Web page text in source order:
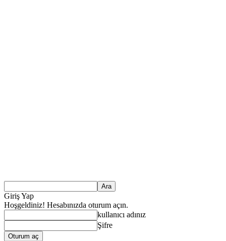
Giriş Yap
Hoşgeldiniz! Hesabınızda oturum açın.
kullanıcı adınız
Şifre